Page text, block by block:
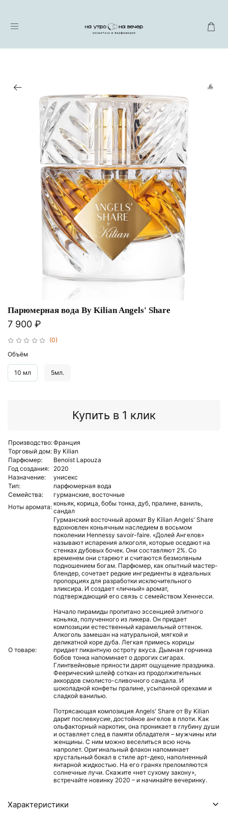
(0)
Парюмерная вода By Kilian Angels' Share
7 900 ₽
Купить в 1 клик
Объём
10 мл 5мл.
Производство:Франция
Торговый дом: By Kilian
Парфюмер:
Benoist Lapouza
Год создания: 2020
Назначение:
унисекс
Тип:
парфюмерная вода
Семейства:
гурманские, восточные
Ноты аромата: коньяк, корица, бобы тонка, дуб, пралине, ваниль,
сандал
О товаре:
Гурманский восточный аромат By Kilian Angels' Share
вдохновлен коньячным наследием в восьмом
поколении Hennessy savoir-faire. «Долей Ангелов»
называют испарения алкоголя, которые оседают на
стенках дубовых бочек. Они составляют 2%. Со
временем они стареют и считаются безмолвным
подношением богам. Парфюмер, как опытный мастер-
блендер, сочетает редкие ингредиенты в идеальных
пропорциях для разработки исключительного
эликсира. И создает «личный» аромат,
подтверждающий его связь с семейством Хеннесси.
Начало пирамиды пропитано эссенцией элитного
коньяка, полученного из ликера. Он придает
композиции естественный карамельный оттенок.
Алкоголь замешан на натуральной, мягкой и
деликатной коре дуба. Легкая примесь корицы
придает пикантную остроту вкуса. Дымная горчинка
бобов тонка напоминает о дорогих сигарах.
Глинтвейновые пряности дарят ощущение праздника.
Феерический шлейф соткан из продолжительных
аккордов смолисто-сливочного сандала. И
шоколадной конфеты пралине, усыпанной орехами и
сладкой ванилью.
Потрясающая композиция Angels' Share от By Kilian
дарит послевкусие, достойное ангелов в плоти. Как
ольфакторный наркотик, она проникает в глубину души
и оставляет след в памяти обладателя – мужчины или
женщины. С ним можно веселиться всю ночь
напролет. Оригинальный флакон напоминает
хрустальный бокал в стиле арт-деко, наполненный
янтарной жидкостью. На его гранях преломляются
солнечные лучи. Скажите «нет сухому закону»,
встречайте новинку 2020 – и начинайте вечеринку.
Характеристики